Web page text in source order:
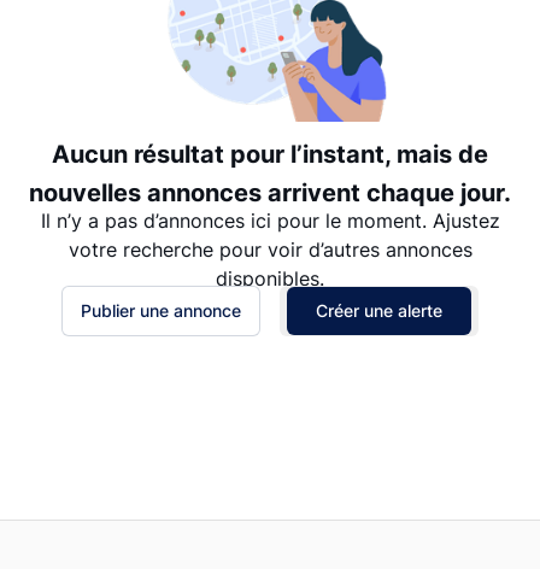
Aucun résultat pour l’instant, mais de
nouvelles annonces arrivent chaque jour.
Il n’y a pas d’annonces ici pour le moment. Ajustez
votre recherche pour voir d’autres annonces
disponibles.
Publier une annonce Créer une alerte